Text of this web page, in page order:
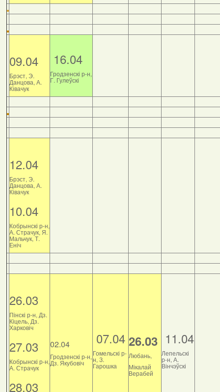
09.04
Брэст, Э.
Данцова, А.
Ківачук
16.04
Гродзенскі р-н,
Г. Гулеўскі
12.04
Брэст, Э.
Данцова, А.
Ківачук
10.04
Кобрынскі р-н,
А. Страчук, Я.
Мальчук, Т.
Еніч
26.03
Пінскі р-н, Дз.
Кіцель, Дз.
Харковіч
27.03
Кобрынскі р-н,
А. Страчук
28.03
02.04
Гродзенскі р-н,
Дз. Якубовіч
07.04
Гомельскі р-
н, З.
Гарошка
26.03
Любань,
Мікалай
Верабей
11.04
Лепельскі
р-н, А.
Вінчэўскі